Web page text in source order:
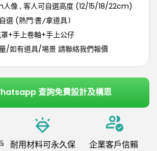
人像 , 客人可自選高度 (12/15/18/22cm)
選 (熱門:書/拿道具)
+手上卷軸+手上公仔
/如有道具/埸景 請聯絡我們報價
查詢免費設計及構思
耐用材料可永久保
企業客戶信賴